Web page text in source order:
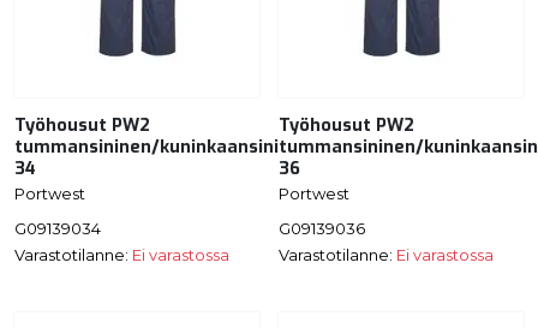
Työhousut PW2
tummansininen/kuninkaansininen
34
Portwest
G09139034
Varastotilanne: Ei varastossa
Työhousut PW2
tummansininen/
36
Portwest
G09139036
Varastotilanne: Ei varastossa